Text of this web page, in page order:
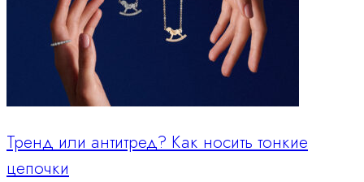
Тренд или антитред? Как носить тонкие
цепочки